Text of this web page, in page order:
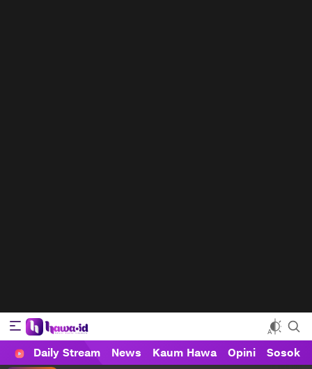
HAWA
Haluan Wanita Indonesia
Daily Stream News Kaum Hawa Opini Sosok